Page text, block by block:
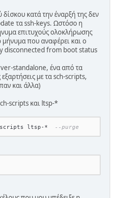
κατά την έναρξή της δεν
τα ssh-keys. Ωστόσο η
επιτυχούς ολοκλήρωσης
μήνυμα που αναφέρει και ο
disconnected from boot status
standalone, ένα από τα
με τα sch-scripts,
και άλλα)
scripts και ltsp-*
scripts ltsp - * --purge